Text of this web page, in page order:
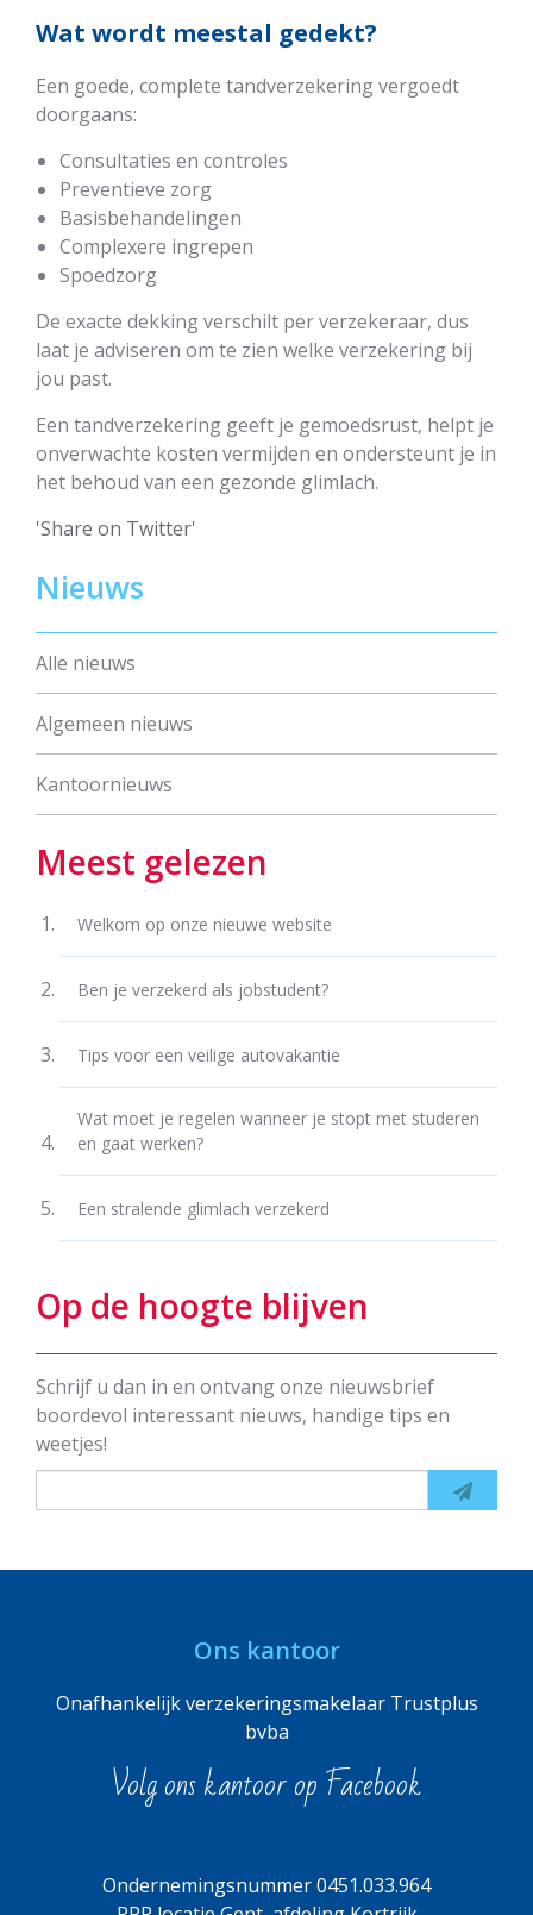
Wat wordt meestal gedekt?
Een goede, complete tandverzekering vergoedt
doorgaans:
Consultaties en controles
Preventieve zorg
Basisbehandelingen
Complexere ingrepen
Spoedzorg
De exacte dekking verschilt per verzekeraar, dus
laat je adviseren om te zien welke verzekering bij
jou past.
Een tandverzekering geeft je gemoedsrust, helpt je
onverwachte kosten vermijden en ondersteunt je in
het behoud van een gezonde glimlach.
'Share on Twitter'
Nieuws
Alle nieuws
Algemeen nieuws
Kantoornieuws
Meest gelezen
Welkom op onze nieuwe website
Ben je verzekerd als jobstudent?
Tips voor een veilige autovakantie
Wat moet je regelen wanneer je stopt met studeren
en gaat werken?
Een stralende glimlach verzekerd
Op de hoogte blijven
Schrijf u dan in en ontvang onze nieuwsbrief
boordevol interessant nieuws, handige tips en
weetjes!
Ons kantoor
Onafhankelijk verzekeringsmakelaar Trustplus
bvba
Volg ons kantoor op Facebook
Ondernemingsnummer 0451.033.964